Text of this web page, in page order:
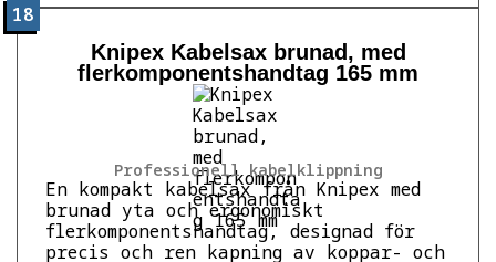
18
Professionell kabelklippning
Knipex Kabelsax brunad, med
flerkomponentshandtag 165 mm
En kompakt kabelsax från Knipex med
brunad yta och ergonomiskt
flerkomponentshandtag, designad för
precis och ren kapning av koppar- och